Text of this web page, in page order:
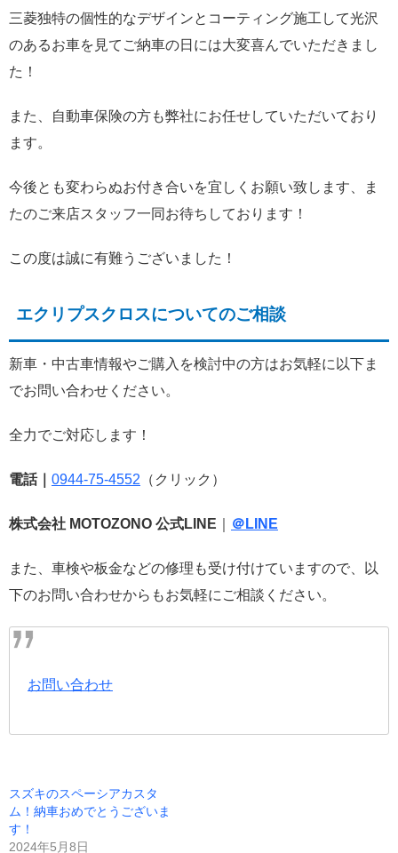
三菱独特の個性的なデザインとコーティング施工して光沢
のあるお車を見てご納車の日には大変喜んでいただきまし
た！
また、自動車保険の方も弊社にお任せしていただいており
ます。
今後とも変わらぬお付き合いを宜しくお願い致します、ま
たのご来店スタッフ一同お待ちしております！
この度は誠に有難うございました！
エクリプスクロスについてのご相談
新車・中古車情報やご購入を検討中の方はお気軽に以下ま
でお問い合わせください。
全力でご対応します！
電話｜ 0944-75-4552 （クリック）
株式会社 MOTOZONO 公式LINE ＠LINE
また、車検や板金などの修理も受け付けていますので、以
下のお問い合わせからもお気軽にご相談ください。
お問い合わせ
スズキのスペーシアカスタ
ム！納車おめでとうございま
す！
2024年5月8日